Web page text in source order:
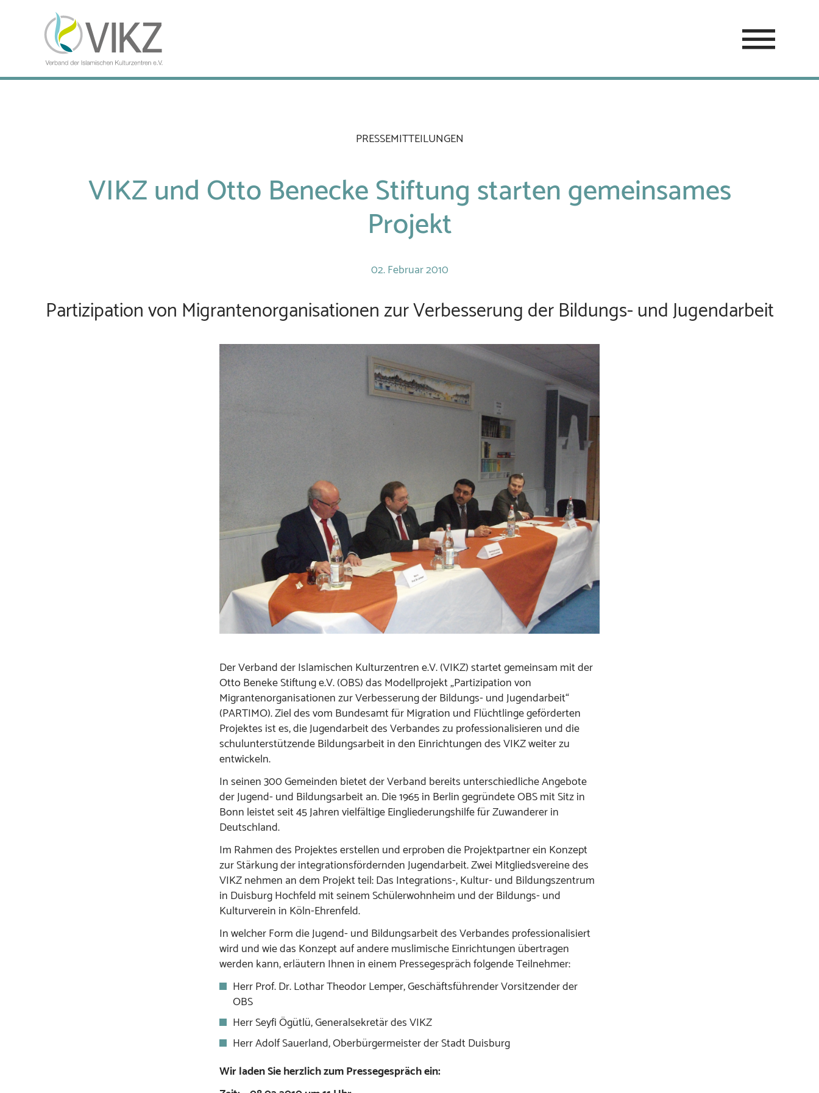
PRESSEMITTEILUNGEN
VIKZ und Otto Benecke Stiftung starten gemeinsames
Projekt
02.Februar2010
Partizipation von Migrantenorganisationen zur Verbesserung der Bildungs- und Jugendarbeit
Der Verband der Islamischen Kulturzentren e.V. (VIKZ) startet gemeinsam mit der
Otto Beneke Stiftung e.V. (OBS) das Modellprojekt „Partizipation von
Migrantenorganisationen zur Verbesserung der Bildungs- und Jugendarbeit“
(PARTIMO). Ziel des vom Bundesamt für Migration und Flüchtlinge geförderten
Projektes ist es, die Jugendarbeit des Verbandes zu professionalisieren und die
schulunterstützende Bildungsarbeit in den Einrichtungen des VIKZ weiter zu
entwickeln.
In seinen 300 Gemeinden bietet der Verband bereits unterschiedliche Angebote
der Jugend- und Bildungsarbeit an. Die 1965 in Berlin gegründete OBS mit Sitz in
Bonn leistet seit 45 Jahren vielfältige Eingliederungshilfe für Zuwanderer in
Deutschland.
Im Rahmen des Projektes erstellen und erproben die Projektpartner ein Konzept
zur Stärkung der integrationsfördernden Jugendarbeit. Zwei Mitgliedsvereine des
VIKZ nehmen an dem Projekt teil: Das Integrations-, Kultur- und Bildungszentrum
in Duisburg Hochfeld mit seinem Schülerwohnheim und der Bildungs- und
Kulturverein in Köln-Ehrenfeld.
In welcher Form die Jugend- und Bildungsarbeit des Verbandes professionalisiert
wird und wie das Konzept auf andere muslimische Einrichtungen übertragen
werden kann, erläutern Ihnen in einem Pressegespräch folgende Teilnehmer:
Herr Prof. Dr. Lothar Theodor Lemper, Geschäftsführender Vorsitzender der
OBS
Herr Seyfi Ögütlü, Generalsekretär des VIKZ
Herr Adolf Sauerland, Oberbürgermeister der Stadt Duisburg
Wir laden Sie herzlich zum Pressegespräch ein: